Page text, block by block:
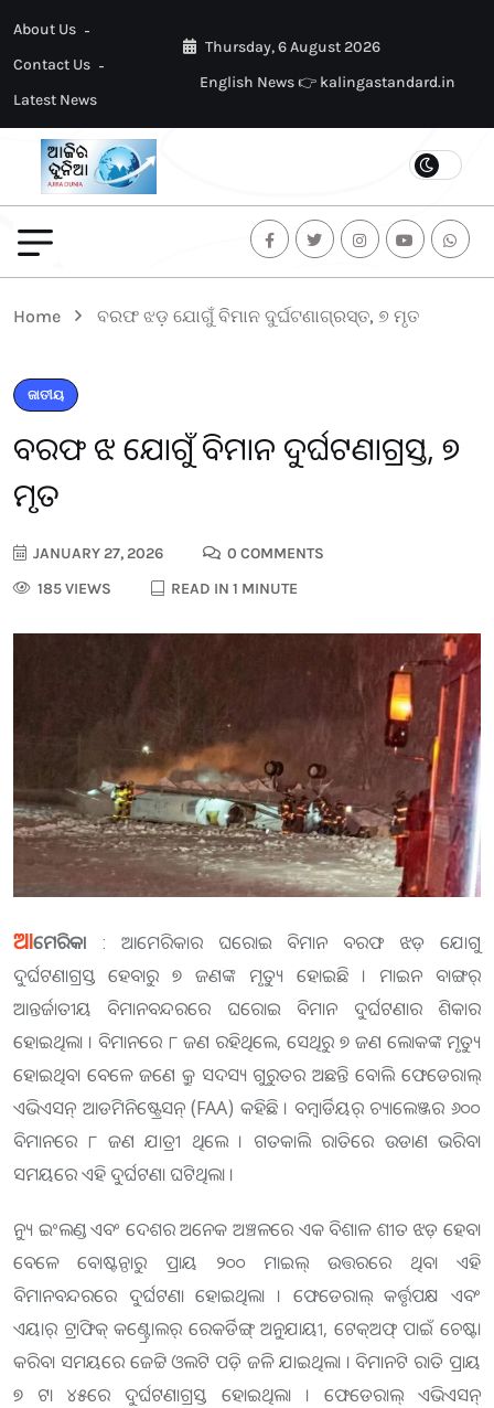
About Us
Contact Us
Latest News
Thursday, 6 August 2026
English News 👉 kalingastandard.in
Home ବରଫ ଝଡ଼ ଯୋଗୁଁ ବିମାନ ଦୁର୍ଘଟଣାଗ୍ରସ୍ତ, ୭ ମୃତ
ଜାତୀୟ
ବରଫ ଝଡ଼ ଯୋଗୁଁ ବିମାନ ଦୁର୍ଘଟଣାଗ୍ରସ୍ତ, ୭
ମୃତ
JANUARY 27, 2026
0 COMMENTS
185 VIEWS
READ IN 1 MINUTE
ଆମେରିକା : ଆମେରିକାର ଘରୋଇ ବିମାନ ବରଫ ଝଡ଼ ଯୋଗୁ
ଦୁର୍ଘଟଣାଗ୍ରସ୍ତ ହେବାରୁ ୭ ଜଣଙ୍କ ମୃତ୍ୟୁ ହୋଇଛି । ମାଇନ ବାଙ୍ଗର୍
ଆନ୍ତର୍ଜାତୀୟ ବିମାନବନ୍ଦରରେ ଘରୋଇ ବିମାନ ଦୁର୍ଘଟଣାର ଶିକାର
ହୋଇଥିଲା । ବିମାନରେ ୮ ଜଣ ରହିଥିଲେ, ସେଥିରୁ ୭ ଜଣ ଲୋକଙ୍କ ମୃତ୍ୟୁ
ହୋଇଥିବା ବେଳେ ଜଣେ କ୍ରୁ ସଦସ୍ୟ ଗୁରୁତର ଅଛନ୍ତି ବୋଲି ଫେଡେରାଲ୍
ଏଭିଏସନ୍ ଆଡମିନିଷ୍ଟ୍ରେସନ୍ (FAA) କହିଛି । ବମ୍ବାର୍ଡିୟର୍ ଚ୍ୟାଲେଞ୍ଜର ୬୦୦
ବିମାନରେ ୮ ଜଣ ଯାତ୍ରୀ ଥିଲେ । ଗତକାଲି ରାତିରେ ଉଡାଣ ଭରିବା
ସମୟରେ ଏହି ଦୁର୍ଘଟଣା ଘଟିଥିଲା ।
ନ୍ୟୁ ଇଂଲଣ୍ଡ ଏବଂ ଦେଶର ଅନେକ ଅଞ୍ଚଳରେ ଏକ ବିଶାଳ ଶୀତ ଝଡ଼ ହେବା
ବେଳେ ବୋଷ୍ଟନ୍ଠାରୁ ପ୍ରାୟ ୨୦୦ ମାଇଲ୍ ଉତ୍ତରରେ ଥିବା ଏହି
ବିମାନବନ୍ଦରରେ ଦୁର୍ଘଟଣା ହୋଇଥିଲା । ଫେଡେରାଲ୍ କର୍ତ୍ତୃପକ୍ଷ ଏବଂ
ଏୟାର୍ ଟ୍ରାଫିକ୍ କଣ୍ଟ୍ରୋଲର୍ ରେକର୍ଡିଙ୍ଗ୍ ଅନୁଯାୟୀ, ଟେକ୍ଅଫ୍ ପାଇଁ ଚେଷ୍ଟା
କରିବା ସମୟରେ ଜେଟ୍ଟି ଓଲଟି ପଡ଼ି ଜଳି ଯାଇଥିଲା । ବିମାନଟି ରାତି ପ୍ରାୟ
୭ ଟା ୪୫ରେ ଦୁର୍ଘଟଣାଗ୍ରସ୍ତ ହୋଇଥିଲା । ଫେଡେରାଲ୍ ଏଭିଏସନ୍